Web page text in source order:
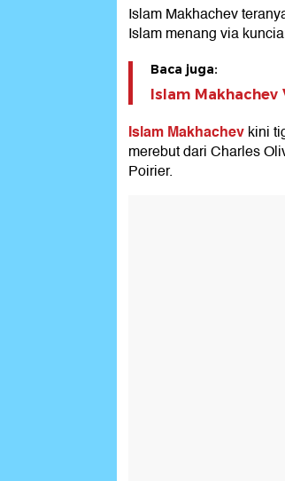
Islam Makhachev
Islam menang via
Baca juga:
Islam
Islam Makhachevkini
merebut dari Charles
Poirier.